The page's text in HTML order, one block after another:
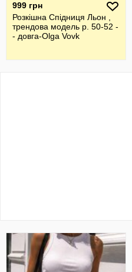
999 грн
Розкішна Спідниця Льон ,
трендова модель р. 50-52 -
- довга-Olga Vovk